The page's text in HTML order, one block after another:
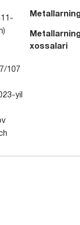
107
yil
хоssalari